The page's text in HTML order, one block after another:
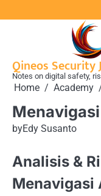
to
Qineos Security
Notes on digital safety,
Home Academy
byEdy Susanto
Analisis &
Menavigasi